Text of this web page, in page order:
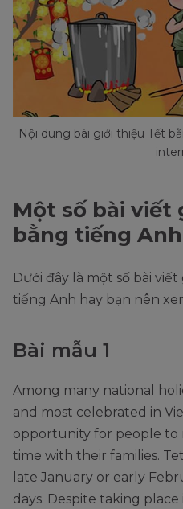
Nội dung bài giới thiệu Tết
Một số bài viết
bằng tiếng
Dưới đây là một số bài
tiếng Anh hay bạn nên
Bài mẫu 1
Among many national
and most celebrated in
opportunity for people to
time with their families.
late January or early
days. Despite taking